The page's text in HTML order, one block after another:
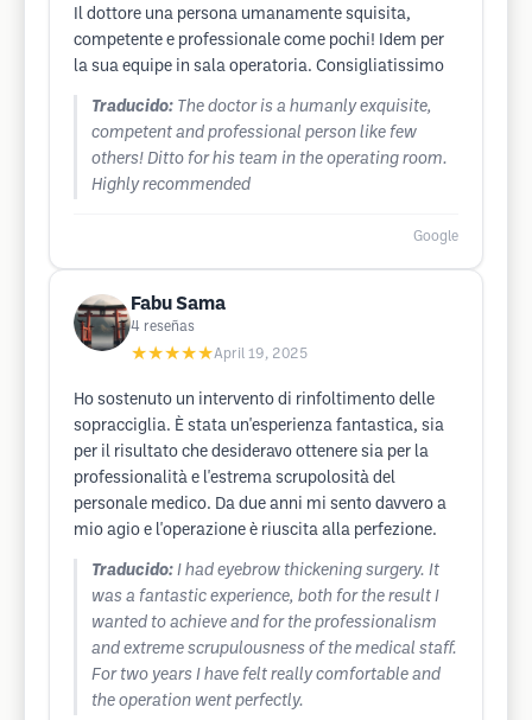
Il dottore una persona umanamente squisita,
competente e professionale come pochi! Idem per
la sua equipe in sala operatoria. Consigliatissimo
Traducido: The doctor is a humanly exquisite,
competent and professional person like few
others! Ditto for his team in the operating room.
Highly recommended
Google
Fabu Sama
4 reseñas
★★★★★April 19, 2025
Ho sostenuto un intervento di rinfoltimento delle
sopracciglia. È stata un'esperienza fantastica, sia
per il risultato che desideravo ottenere sia per la
professionalità e l'estrema scrupolosità del
personale medico. Da due anni mi sento davvero a
mio agio e l'operazione è riuscita alla perfezione.
Traducido: I had eyebrow thickening surgery. It
was a fantastic experience, both for the result I
wanted to achieve and for the professionalism
and extreme scrupulousness of the medical staff.
For two years I have felt really comfortable and
the operation went perfectly.